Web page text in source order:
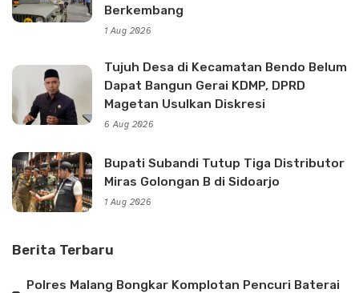
Berkembang
1 Aug 2026
Tujuh Desa di Kecamatan Bendo Belum
Dapat Bangun Gerai KDMP, DPRD
Magetan Usulkan Diskresi
6 Aug 2026
Bupati Subandi Tutup Tiga Distributor
Miras Golongan B di Sidoarjo
1 Aug 2026
Berita Terbaru
Polres Malang Bongkar Komplotan Pencuri Baterai